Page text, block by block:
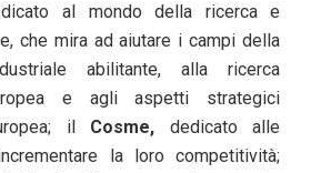
al mondo della ricerca e
che mira ad aiutare i campi della
abilitante, alla ricerca
e agli aspetti strategici
il Cosme, dedicato alle
la loro competitività;